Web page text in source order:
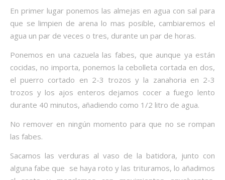
En primer lugar ponemos las almejas en agua con sal para
que se limpien de arena lo mas posible, cambiaremos el
agua un par de veces o tres, durante un par de horas.
Ponemos en una cazuela las fabes, que aunque ya están
cocidas, no importa, ponemos la cebolleta cortada en dos,
el puerro cortado en 2-3 trozos y la zanahoria en 2-3
trozos y los ajos enteros dejamos cocer a fuego lento
durante 40 minutos, añadiendo como 1/2 litro de agua.
No remover en ningún momento para que no se rompan
las fabes.
Sacamos las verduras al vaso de la batidora, junto con
alguna fabe que se haya roto y las trituramos, lo añadimos